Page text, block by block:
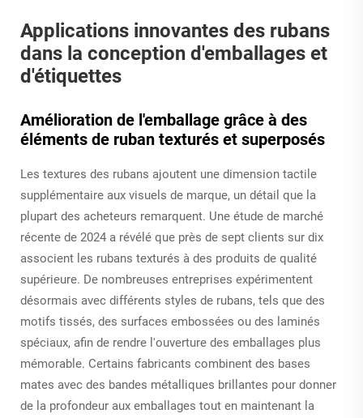
Applications innovantes des rubans
dans la conception d'emballages et
d'étiquettes
Amélioration de l'emballage grâce à des
éléments de ruban texturés et superposés
Les textures des rubans ajoutent une dimension tactile
supplémentaire aux visuels de marque, un détail que la
plupart des acheteurs remarquent. Une étude de marché
récente de 2024 a révélé que près de sept clients sur dix
associent les rubans texturés à des produits de qualité
supérieure. De nombreuses entreprises expérimentent
désormais avec différents styles de rubans, tels que des
motifs tissés, des surfaces embossées ou des laminés
spéciaux, afin de rendre l'ouverture des emballages plus
mémorable. Certains fabricants combinent des bases
mates avec des bandes métalliques brillantes pour donner
de la profondeur aux emballages tout en maintenant la